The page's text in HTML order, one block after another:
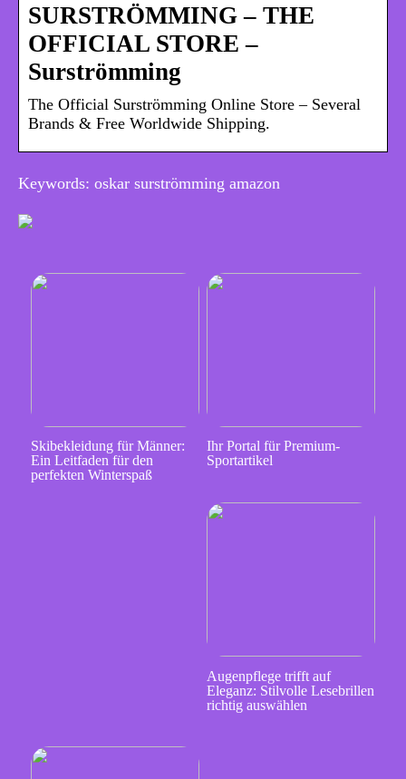
SURSTRÖMMING – THE
OFFICIAL STORE –
Surströmming
The Official Surströmming Online Store – Several
Brands & Free Worldwide Shipping.
Keywords: oskar surströmming amazon
Skibekleidung für Männer:
Ein Leitfaden für den
perfekten Winterspaß
Ihr Portal für Premium-
Sportartikel
Augenpflege trifft auf
Eleganz: Stilvolle Lesebrillen
richtig auswählen